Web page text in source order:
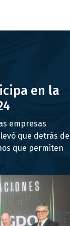
en la
empresas
que detrás de
que permiten